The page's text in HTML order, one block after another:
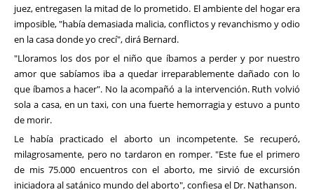
juez, entregasen la mitad de lo prometido. El ambiente del hogar era
imposible, "había demasiada malicia, conflictos y revanchismo y odio
en la casa donde yo crecí", dirá Bernard.
"Lloramos los dos por el niño que íbamos a perder y por nuestro
amor que sabíamos iba a quedar irreparablemente dañado con lo
que íbamos a hacer". No la acompañó a la intervención. Ruth volvió
sola a casa, en un taxi, con una fuerte hemorragia y estuvo a punto
de morir.
Le había practicado el aborto un incompetente. Se recuperó,
milagrosamente, pero no tardaron en romper. "Este fue el primero
de mis 75.000 encuentros con el aborto, me sirvió de excursión
iniciadora al satánico mundo del aborto", confiesa el Dr. Nathanson.